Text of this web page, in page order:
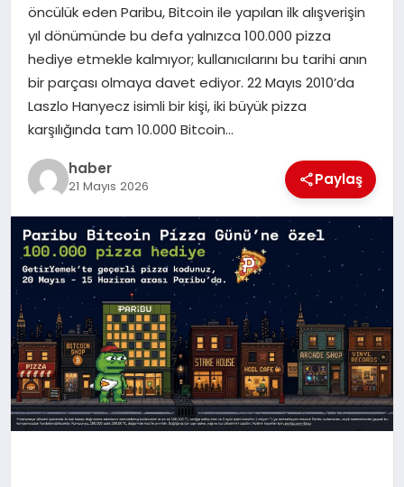
TEKNOLOJI
öncülük eden Paribu, Bitcoin ile yapılan ilk alışverişin
yıl dönümünde bu defa yalnızca 100.000 pizza
hediye etmekle kalmıyor; kullanıcılarını bu tarihi anın
bir parçası olmaya davet ediyor. 22 Mayıs 2010’da
Laszlo Hanyecz isimli bir kişi, iki büyük pizza
karşılığında tam 10.000 Bitcoin…
haber
21 Mayıs 2026 Paylaş